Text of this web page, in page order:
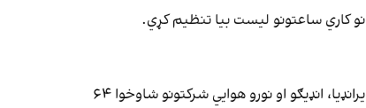
کاري ساعتونو لیست بیا تنظیم کړي.
په ۲۰۱۹ کال کې د ډيلي او اسلام اباد ترمنځ د ترینګلتیاو او د پاکستان د هوایي حریم د پنځو میاشتو بندېدو وروسته هند ویلي و، چې ایرانډيا، انډیګو او نورو هوايي شرکتونو شاوخوا ۶۴